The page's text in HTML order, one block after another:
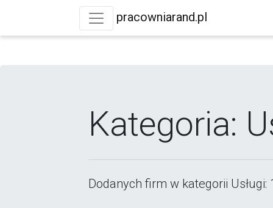
pracowniarand.pl
Kategoria:
Dodanych firm w kategorii Usługi: